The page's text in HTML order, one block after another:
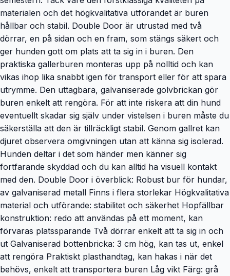
materialen och det högkvalitativa utförandet är buren
hållbar och stabil. Double Door är utrustad med två
dörrar, en på sidan och en fram, som stängs säkert och
ger hunden gott om plats att ta sig in i buren. Den
praktiska gallerburen monteras upp på nolltid och kan
vikas ihop lika snabbt igen för transport eller för att spara
utrymme. Den uttagbara, galvaniserade golvbrickan gör
buren enkelt att rengöra. För att inte riskera att din hund
eventuellt skadar sig själv under vistelsen i buren måste du
säkerställa att den är tillräckligt stabil. Genom gallret kan
djuret observera omgivningen utan att känna sig isolerad.
Hunden deltar i det som händer men känner sig
fortfarande skyddad och du kan alltid ha visuell kontakt
med den. Double Door i överblick: Robust bur för hundar,
av galvaniserad metall Finns i flera storlekar Högkvalitativa
material och utförande: stabilitet och säkerhet Hopfällbar
konstruktion: redo att användas på ett moment, kan
förvaras platssparande Två dörrar enkelt att ta sig in och
ut Galvaniserad bottenbricka: 3 cm hög, kan tas ut, enkel
att rengöra Praktiskt plasthandtag, kan hakas i när det
behövs, enkelt att transportera buren Låg vikt Färg: grå